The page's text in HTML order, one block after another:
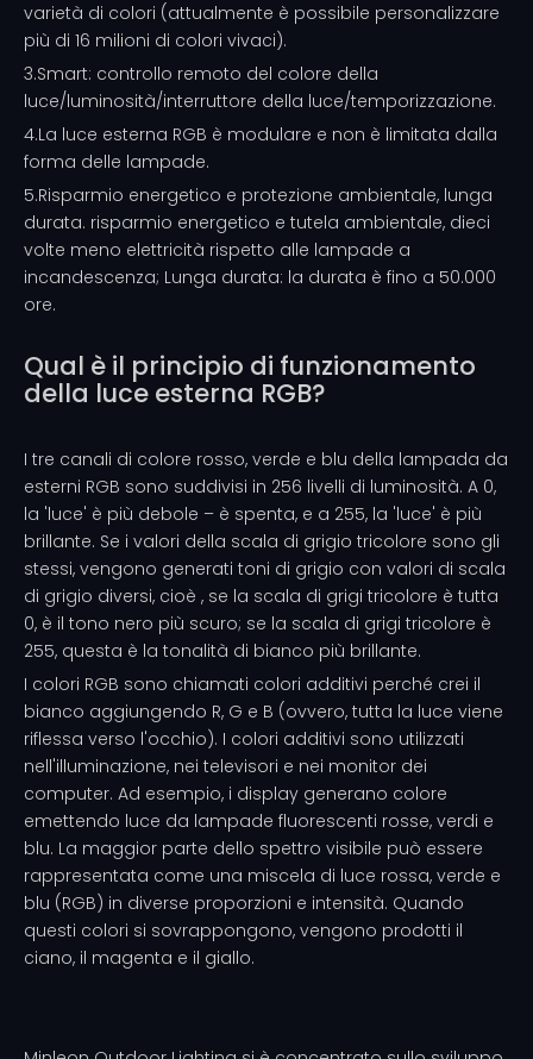
varietà di colori (attualmente è possibile personalizzare
più di 16 milioni di colori vivaci).
3.Smart: controllo remoto del colore della
luce/luminosità/interruttore della luce/temporizzazione.
4.La luce esterna RGB è modulare e non è limitata dalla
forma delle lampade.
5.Risparmio energetico e protezione ambientale, lunga
durata. risparmio energetico e tutela ambientale, dieci
volte meno elettricità rispetto alle lampade a
incandescenza; Lunga durata: la durata è fino a 50.000
ore.
Qual è il principio di funzionamento
della luce esterna RGB?
I tre canali di colore rosso, verde e blu della lampada da
esterni RGB sono suddivisi in 256 livelli di luminosità. A 0,
la 'luce' è più debole – è spenta, e a 255, la 'luce' è più
brillante. Se i valori della scala di grigio tricolore sono gli
stessi, vengono generati toni di grigio con valori di scala
di grigio diversi, cioè , se la scala di grigi tricolore è tutta
0, è il tono nero più scuro; se la scala di grigi tricolore è
255, questa è la tonalità di bianco più brillante.
I colori RGB sono chiamati colori additivi perché crei il
bianco aggiungendo R, G e B (ovvero, tutta la luce viene
riflessa verso l'occhio). I colori additivi sono utilizzati
nell'illuminazione, nei televisori e nei monitor dei
computer. Ad esempio, i display generano colore
emettendo luce da lampade fluorescenti rosse, verdi e
blu. La maggior parte dello spettro visibile può essere
rappresentata come una miscela di luce rossa, verde e
blu (RGB) in diverse proporzioni e intensità. Quando
questi colori si sovrappongono, vengono prodotti il ​​
ciano, il magenta e il giallo.